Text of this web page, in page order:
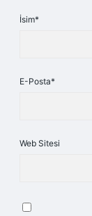
İsim*
E-Posta*
Web Sitesi